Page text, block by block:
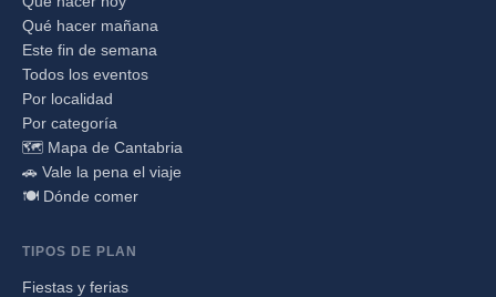
Qué hacer mañana
Este fin de semana
Todos los eventos
Por localidad
Por categoría
🗺️ Mapa de Cantabria
🚗 Vale la pena el viaje
🍽️ Dónde comer
TIPOS DE PLAN
Fiestas y ferias